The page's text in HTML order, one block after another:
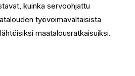
kuinka servoohjattu
työvoimavaltaisista
maatalousratkaisuiksi.